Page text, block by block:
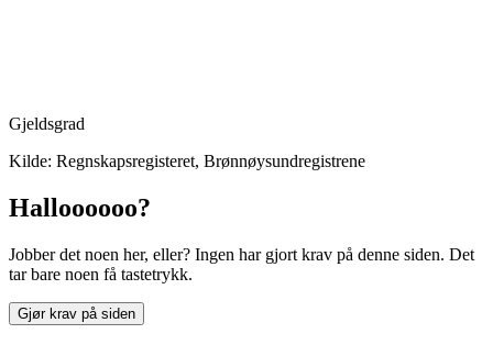
Gjeldsgrad
Kilde: Regnskapsregisteret, Brønnøysundregistrene
Halloooooo?
Jobber det noen her, eller? Ingen har gjort krav på denne siden. Det
tar bare noen få tastetrykk.
Gjør krav på siden